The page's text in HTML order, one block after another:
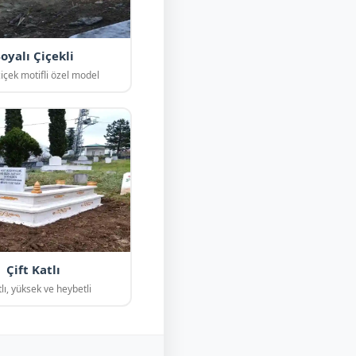
Çiçekli
motifli özel model
Çift Katlı
yüksek ve heybetli